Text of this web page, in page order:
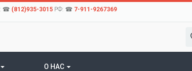
☎ (812)935-3015РФ: ☎ 7-911-9267369
О НАС